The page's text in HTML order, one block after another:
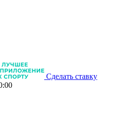
Сделать ставку